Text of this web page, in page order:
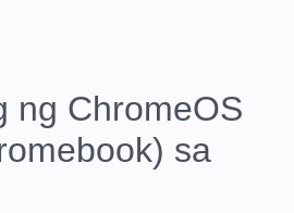
ng ChromeOS
sa